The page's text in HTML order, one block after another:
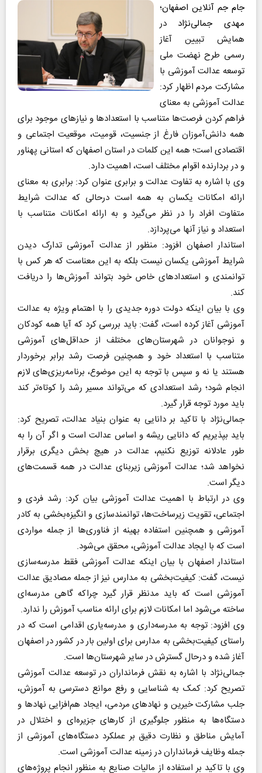
جام جم آنلاین اصفهان؛
مهدی جمالی‌نژاد در
همایش تبیین آغاز
رسمی طرح نهضت ملی
توسعه عدالت آموزشی با
مشارکت مردم اظهار کرد:
عدالت آموزشی به معنای
فراهم کردن فرصت‌ها متناسب با استعدادها و نیازهای موجود برای
همه دانش‌آموزان فارغ از جنسیت، قومیت، موقعیت اجتماعی و
اقتصادی است؛ همه این کلمات در استان اصفهان که استانی پهناور
و در بردارنده اقوام مختلف است، اهمیت دارد.
وی با اشاره به تفاوت عدالت و برابری عنوان کرد: برابری به معنای
ارائه امکانات یکسان به همه است درحالی که عدالت شرایط
متفاوت افراد را در نظر می‌گیرد و به ارائه امکانات متناسب با
استعداد و نیاز آنها می‌پردازد.
استاندار اصفهان افزود: منظور از عدالت آموزشی تدارک دیدن
شرایط آموزشی یکسان نیست بلکه به این معناست که هر کس با
توانمندی و استعدادهای خاص خود بتواند آموزش‌ها را دریافت
کند.
وی با بیان اینکه دولت دوره جدیدی را با اهتمام ویژه به عدالت
آموزشی آغاز کرده است، گفت: باید بررسی کرد که آیا همه کودکان
و نوجوانان در شهرستان‌های مختلف از حداقل‌های آموزشی
متناسب با استعداد خود و همچنین فرصت رشد برابر برخوردار
هستند یا نه و سپس با توجه به این موضوع، برنامه‌ریزی‌های لازم
انجام شود؛ رشد استعدادی که می‌تواند مسیر رشد را کوتاه‌تر کند
باید مورد توجه قرار گیرد.
جمالی‌نژاد با تاکید بر دانایی به عنوان بنیاد عدالت، تصریح کرد:
باید بپذیریم که دانایی ریشه و اساس عدالت است و اگر آن را به
طور عادلانه توزیع نکنیم، عدالت در هیچ بخش دیگری برقرار
نخواهد شد؛ عدالت آموزشی زیربنای عدالت در همه قسمت‌های
دیگر است.
وی در ارتباط با اهمیت عدالت آموزشی بیان کرد: رشد فردی و
اجتماعی، تقویت زیرساخت‌ها، توانمندسازی و انگیزه‌بخشی به کادر
آموزشی و همچنین استفاده بهینه از فناوری‌ها از جمله مواردی
است که با ایجاد عدالت آموزشی، محقق می‌شود.
استاندار اصفهان با بیان اینکه عدالت آموزشی فقط مدرسه‌سازی
نیست، گفت: کیفیت‌بخشی به مدارس نیز از جمله مصادیق عدالت
آموزشی است که باید مدنظر قرار گیرد چراکه گاهی مدرسه‌ای
ساخته می‌شود اما امکانات لازم برای ارائه مناسب آموزش را ندارد.
وی افزود: توجه به مدرسه‌داری و مدرسه‌یاری اقدامی است که در
راستای کیفیت‌بخشی به مدارس برای اولین بار در کشور در اصفهان
آغاز شده و درحال گسترش در سایر شهرستان‌ها است.
جمالی‌نژاد با اشاره به نقش فرمانداران در توسعه عدالت آموزشی
تصریح کرد: کمک به شناسایی و رفع موانع دسترسی به آموزش،
جلب مشارکت خیرین و نهادهای مردمی، ایجاد هم‌افزایی نهادها و
دستگاه‌ها به منظور جلوگیری از کارهای جزیره‌ای و اختلال در
آمایش مناطق و نظارت دقیق بر عملکرد دستگاه‌های آموزشی از
جمله وظایف فرمانداران در زمینه عدالت آموزشی است.
وی با تاکید بر استفاده از مالیات صنایع به منظور انجام پروژه‌های